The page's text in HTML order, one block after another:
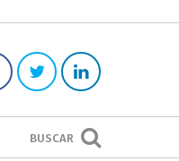
BUSCAR